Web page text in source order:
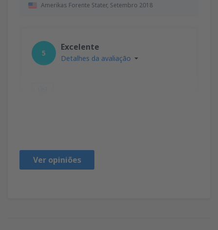
Amerikas Forente Stater, Setembro 2018
5
Excelente
Detalhes da avaliação
Ver opiniões